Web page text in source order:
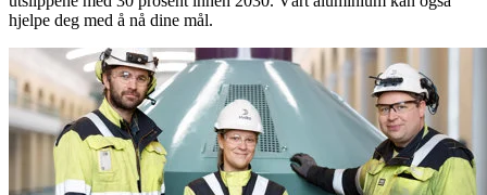
hjelpe deg med å nå dine mål.